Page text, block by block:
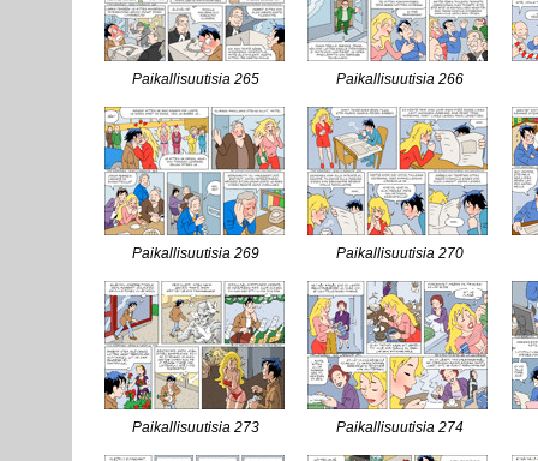
Paikallisuutisia 265 Paikallisuutisia 266
Paikallisuutisia 269 Paikallisuutisia 270
Paikallisuutisia 273 Paikallisuutisia 274